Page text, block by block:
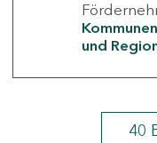
Kommunen
und
40